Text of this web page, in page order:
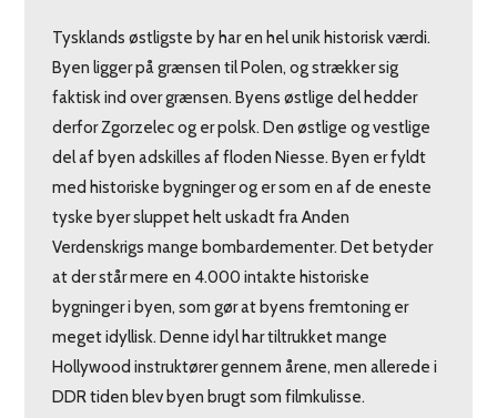
Tysklands østligste by har en hel unik historisk værdi.
Byen ligger på grænsen til Polen, og strækker sig
faktisk ind over grænsen. Byens østlige del hedder
derfor Zgorzelec og er polsk. Den østlige og vestlige
del af byen adskilles af floden Niesse. Byen er fyldt
med historiske bygninger og er som en af de eneste
tyske byer sluppet helt uskadt fra Anden
Verdenskrigs mange bombardementer. Det betyder
at der står mere en 4.000 intakte historiske
bygninger i byen, som gør at byens fremtoning er
meget idyllisk. Denne idyl har tiltrukket mange
Hollywood instruktører gennem årene, men allerede i
DDR tiden blev byen brugt som filmkulisse.